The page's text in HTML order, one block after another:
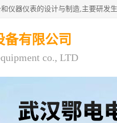
备有限公司
co., LTD